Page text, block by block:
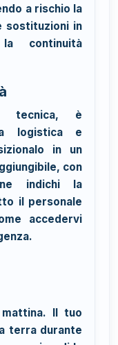
a rischio la
sostituzioni in
continuità
tecnica, è
logistica e
in un
con
indichi la
il personale
accedervi
Il tuo
terra durante